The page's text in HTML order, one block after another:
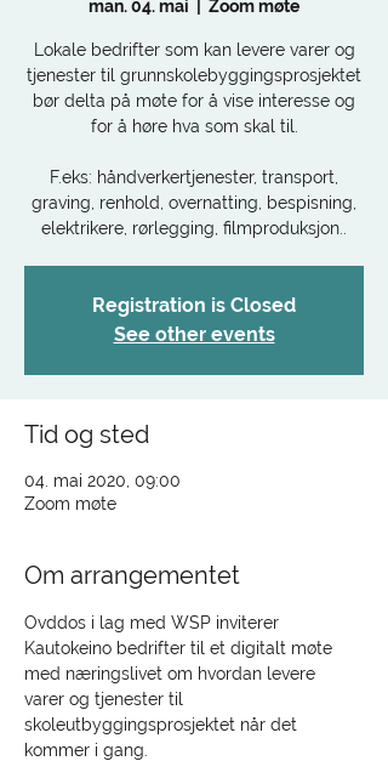
man. 04. mai Zoom møte
Lokale bedrifter som kan levere varer og
tjenester til grunnskolebyggingsprosjektet
bør delta på møte for å vise interesse og
for å høre hva som skal til.
F.eks: håndverkertjenester, transport,
graving, renhold, overnatting, bespisning,
elektrikere, rørlegging, filmproduksjon..
Registration is Closed
See other events
Tid og sted
04. mai 2020, 09:00
Zoom møte
Om arrangementet
Ovddos i lag med WSP inviterer
Kautokeino bedrifter til et digitalt møte
med næringslivet om hvordan levere
varer og tjenester til
skoleutbyggingsprosjektet når det
kommer i gang.